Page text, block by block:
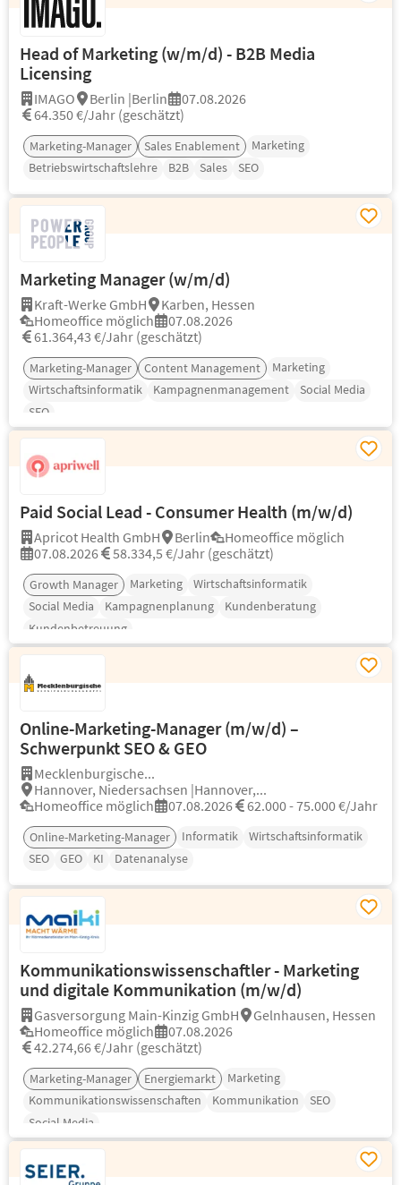
Head of Marketing (w/m/d) - B2B Media
Licensing
IMAGO Berlin |Berlin
07.08.2026
64.350 €/Jahr (geschätzt)
Marketing-Manager Sales Enablement
Marketing
Betriebswirtschaftslehre
B2B Sales SEO
Marketing Manager (w/m/d)
Kraft-Werke GmbH
Karben, Hessen
Homeoffice möglich
07.08.2026
61.364,43 €/Jahr (geschätzt)
Marketing-Manager Content Management
Marketing
Wirtschaftsinformatik
Kampagnenmanagement
Social Media
SEO
Paid Social Lead - Consumer Health (m/w/d)
Apricot Health GmbH Berlin
Homeoffice möglich
07.08.2026
58.334,5 €/Jahr (geschätzt)
Growth Manager Marketing
Wirtschaftsinformatik
Social Media
Kampagnenplanung
Kundenberatung
Kundenbetreuung
Online-Marketing-Manager (m/w/d) –
Schwerpunkt SEO & GEO
Mecklenburgische...
Hannover, Niedersachsen |Hannover,...
Homeoffice möglich
07.08.2026 62.000 - 75.000 €/Jahr
Online-Marketing-Manager Informatik
Wirtschaftsinformatik
SEO
GEO KI Datenanalyse
Kommunikationswissenschaftler - Marketing
und digitale Kommunikation (m/w/d)
Gasversorgung Main-Kinzig GmbH
Gelnhausen, Hessen
Homeoffice möglich
07.08.2026
42.274,66 €/Jahr (geschätzt)
Marketing-Manager Energiemarkt
Marketing
Kommunikationswissenschaften
Kommunikation
SEO
Social Media